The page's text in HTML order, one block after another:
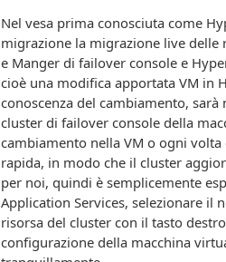
Nel vesa prima conosciuta come
migrazione la migrazione live delle
e Manger di failover console e
cioè una modifica apportata VM in
conoscenza del cambiamento, sarà
cluster di failover console della
cambiamento nella VM o ogni
rapida, in modo che il cluster
per noi, quindi è semplicemente
Application Services, selezionare il
risorsa del cluster con il tasto
configurazione della macchina